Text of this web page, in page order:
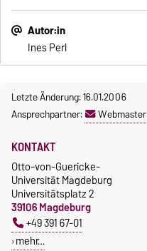
Autor:in
Ines Perl
Letzte Änderung: 16.01.2006
Ansprechpartner:
Webmaster
KONTAKT
Otto-von-Guericke-
Universität Magdeburg
Universitätsplatz 2
39106 Magdeburg
+49 391 67-01
mehr…